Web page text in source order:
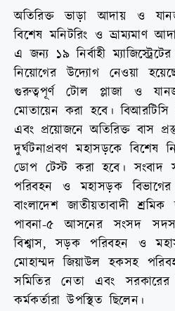
অতিরিক্ত ভাড়া আদায় ও
বিশেষ মনিটরিং ও ভ্রাম্যমাণ
এ জন্য ১৯ নির্বাহী
নিয়োগের উদ্যোগ নেওয়া
গুরুত্বপূর্ণ টোল প্লাজা ও
মোতায়েন করা হবে। বিআরটিসি
এবং প্রয়োজনে অতিরিক্ত বাস
দুর্ঘটনাপ্রবণ মহাসড়কে বিশেষ
ডোপ টেস্ট করা হবে। সংবাদ
পরিবহন ও মহাসড়ক বিভাগের
বাংলাদেশ জাতীয়তাবাদী
পাবনা-৫ আসনের সংসদ
বিশ্বাস, সড়ক পরিবহন ও
মোহাম্মদ জিয়াউল হকসহ
সমিতির নেতা এবং সরকারের
কর্মকর্তারা উপস্থিত ছিলেন।